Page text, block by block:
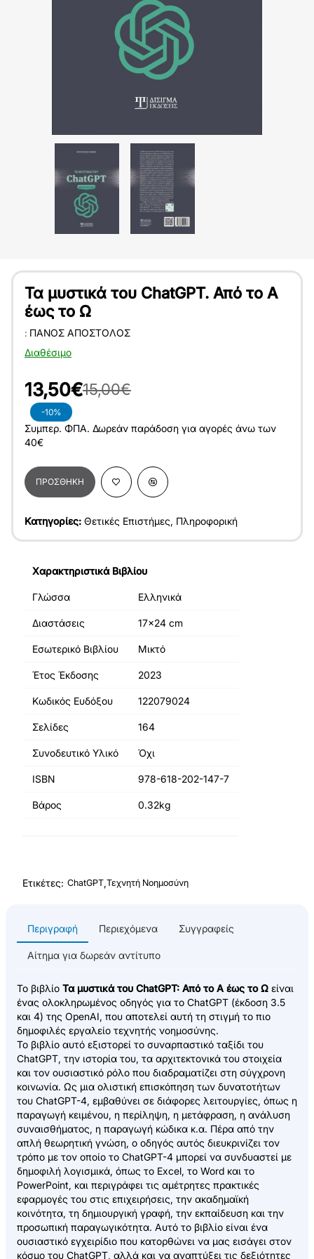
Τα μυστικά του ChatGPT. Από το Α
έως το Ω
Διαθέσιμο
: ΠΆΝΟΣ ΑΠΌΣΤΟΛΟΣ
-10%
13,50€15,00€
Συμπερ. ΦΠΑ. Δωρεάν παράδοση για αγορές άνω των
40€
ΠΡΟΣΘΉΚΗ
Κατηγορίες: Θετικές Επιστήμες, Πληροφορική
Χαρακτηριστικά Βιβλίου
Γλώσσα Ελληνικά
Διαστάσεις 17x24 cm
Εσωτερικό Βιβλίου Μικτό
Έτος Έκδοσης 2023
Κωδικός Ευδόξου 122079024
Σελίδες 164
Συνοδευτικό Υλικό Όχι
ISBN 978-618-202-147-7
Βάρος 0.32kg
Ετικέτες: ChatGPT,Τεχνητή Νοημοσύνη
Περιγραφή Περιεχόμενα Συγγραφείς
Αίτημα για δωρεάν αντίτυπο
Το βιβλίο Τα μυστικά του ChatGPT: Από το Α έως το Ω είναι
ένας ολοκληρωμένος οδηγός για το ChatGPT (έκδοση 3.5
και 4) της OpenAI, που αποτελεί αυτή τη στιγμή το πιο
δημοφιλές εργαλείο τεχνητής νοημοσύνης.
Το βιβλίο αυτό εξιστορεί το συναρπαστικό ταξίδι του
ChatGPT, την ιστορία του, τα αρχιτεκτονικά του στοιχεία
και τον ουσιαστικό ρόλο που διαδραματίζει στη σύγχρονη
κοινωνία. Ως μια ολιστική επισκόπηση των δυνατοτήτων
του ChatGPT-4, εμβαθύνει σε διάφορες λειτουργίες, όπως η
παραγωγή κειμένου, η περίληψη, η μετάφραση, η ανάλυση
συναισθήματος, η παραγωγή κώδικα κ.α. Πέρα από την
απλή θεωρητική γνώση, ο οδηγός αυτός διευκρινίζει τον
τρόπο με τον οποίο το ChatGPT-4 μπορεί να συνδυαστεί με
δημοφιλή λογισμικά, όπως το Excel, το Word και το
PowerPoint, και περιγράφει τις αμέτρητες πρακτικές
εφαρμογές του στις επιχειρήσεις, την ακαδημαϊκή
κοινότητα, τη δημιουργική γραφή, την εκπαίδευση και την
προσωπική παραγωγικότητα. Αυτό το βιβλίο είναι ένα
ουσιαστικό εγχειρίδιο που κατορθώνει να μας εισάγει στον
κόσμο του ChatGPT, αλλά και να αναπτύξει τις δεξιότητες